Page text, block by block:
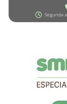
Segunda